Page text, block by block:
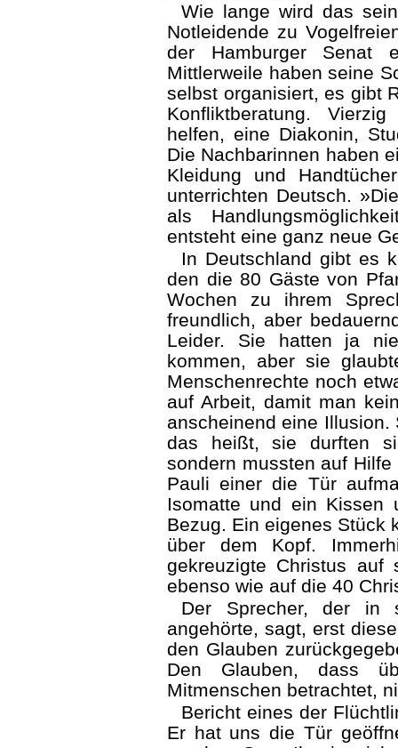
Wie lange wird das
Notleidende zu
der Hamburger Senat
Mittlerweile haben seine
selbst organisiert, es gibt
Konfliktberatung.
helfen, eine Diakonin,
Die Nachbarinnen haben
Kleidung und
unterrichten Deutsch.
als
entsteht eine ganz neue
In Deutschland gibt es
den die 80 Gäste von
Wochen zu ihrem
freundlich, aber
Leider. Sie hatten ja
kommen, aber sie
Menschenrechte noch
auf Arbeit, damit man
anscheinend eine
das heißt, sie durften
sondern mussten auf
Pauli einer die Tür
Isomatte und ein Kissen
Bezug. Ein eigenes Stück
über dem Kopf.
gekreuzigte Christus
ebenso wie auf die 40
Der Sprecher, der in
angehörte, sagt, erst
den Glauben
Den Glauben, dass
Mitmenschen betrachtet,
Bericht eines der
Er hat uns die Tür